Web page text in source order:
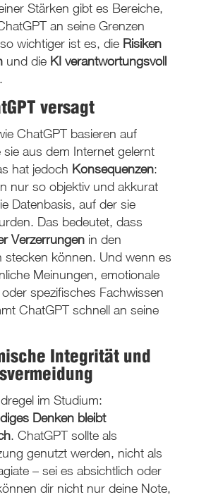
Stärken gibt es Bereiche,
an seine Grenzen
wichtiger ist es, dieRisiken
und die KI verantwortungsvoll
versagt
ChatGPT basieren auf
sie aus dem Internet gelernt
hat jedoch Konsequenzen:
nur so objektiv und akkurat
Datenbasis, auf der sie
Das bedeutet, dass
Verzerrungenin den
stecken können. Und wenn es
Meinungen, emotionale
oder spezifisches Fachwissen
ChatGPT schnell an seine
Integrität und
im Studium:
Denken bleibt
. ChatGPT sollte als
genutzt werden, nicht als
– sei es absichtlich oder
dir nicht nur deine Note,